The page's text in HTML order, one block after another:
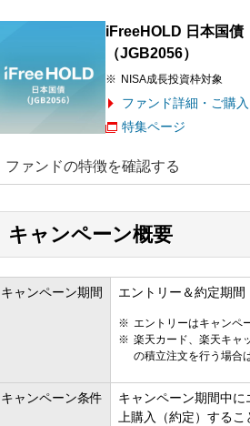
iFreeHOLD 日本国債
（JGB2056）
NISA成長投資枠対象
ファンド詳細・ご購入
特集ページ
ファンドの特徴を確認する
キャンペーン概要
キャンペーン期間 エントリー＆約定期
エントリーはキャンペ
楽天カード、楽天キャ
の積立注文を行う場合
キャンペーン条件
キャンペーン期間中
上購入（約定）するこ